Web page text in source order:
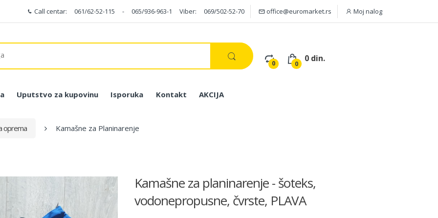
Call centar: 061/62-52-115 - 065/936-963-1 Viber: 069/502-52-70 office@euromarket.rs Moj nalog
0 0
0 din.
Uputstvo za kupovinu Isporuka Kontakt AKCIJA
oprema Kamašne za Planinarenje
Kamašne za planinarenje - šoteks,
vodonepropusne, čvrste, PLAVA